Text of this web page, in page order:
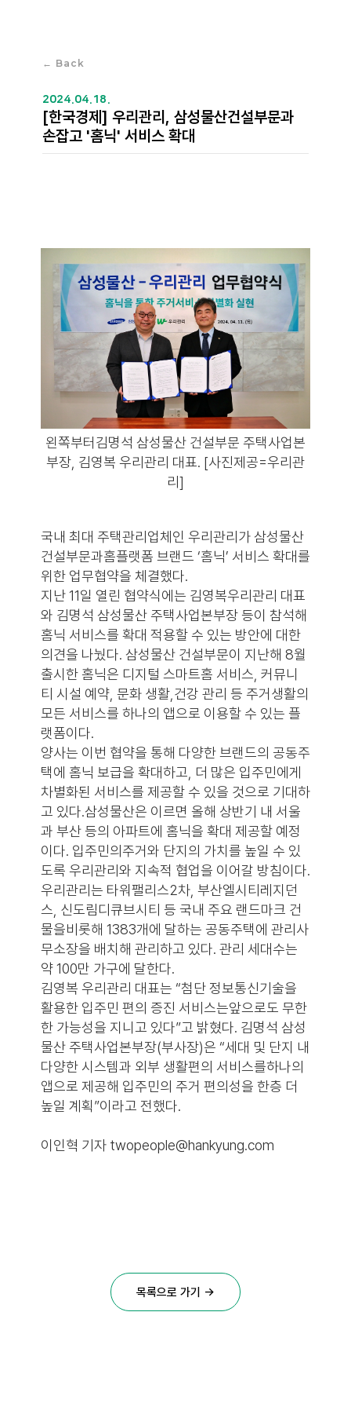
← Back
2024.04.18.
[한국경제] 우리관리, 삼성물산건설부문과
손잡고 '홈닉' 서비스 확대
왼쪽부터김명석 삼성물산 건설부문 주택사업본
부장, 김영복 우리관리 대표. [사진제공=우리관
리]
국내 최대 주택관리업체인 우리관리가 삼성물산
건설부문과홈플랫폼 브랜드 ‘홈닉’ 서비스 확대를
위한 업무협약을 체결했다.
지난 11일 열린 협약식에는 김영복우리관리 대표
와 김명석 삼성물산 주택사업본부장 등이 참석해
홈닉 서비스를 확대 적용할 수 있는 방안에 대한
의견을 나눴다. 삼성물산 건설부문이 지난해 8월
출시한 홈닉은 디지털 스마트홈 서비스, 커뮤니
티 시설 예약, 문화 생활,건강 관리 등 주거생활의
모든 서비스를 하나의 앱으로 이용할 수 있는 플
랫폼이다.
양사는 이번 협약을 통해 다양한 브랜드의 공동주
택에 홈닉 보급을 확대하고, 더 많은 입주민에게
차별화된 서비스를 제공할 수 있을 것으로 기대하
고 있다.삼성물산은 이르면 올해 상반기 내 서울
과 부산 등의 아파트에 홈닉을 확대 제공할 예정
이다. 입주민의주거와 단지의 가치를 높일 수 있
도록 우리관리와 지속적 협업을 이어갈 방침이다.
우리관리는 타워팰리스2차, 부산엘시티레지던
스, 신도림디큐브시티 등 국내 주요 랜드마크 건
물을비롯해 1383개에 달하는 공동주택에 관리사
무소장을 배치해 관리하고 있다. 관리 세대수는
약 100만 가구에 달한다.
김영복 우리관리 대표는 “첨단 정보통신기술을
활용한 입주민 편의 증진 서비스는앞으로도 무한
한 가능성을 지니고 있다”고 밝혔다. 김명석 삼성
물산 주택사업본부장(부사장)은 “세대 및 단지 내
다양한 시스템과 외부 생활편의 서비스를하나의
앱으로 제공해 입주민의 주거 편의성을 한층 더
높일 계획”이라고 전했다.
이인혁 기자 twopeople@hankyung.com
목록으로 가기 →